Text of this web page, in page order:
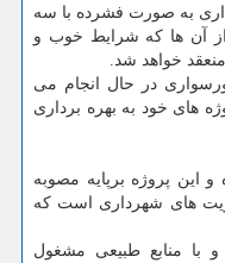
به صورت فشرده با سه
آن ها كه شرایط خوب و
خواهد شد.
در حال انجام می
های خود به بهره برداری
و این پروژه برپایه مصوبه
های شهرداری است كه
و با منابع طبیعی مشغول